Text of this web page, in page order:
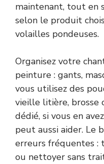
maintenant, tout en
selon le produit
volailles pondeuses.
Organisez votre
peinture : gants,
vous utilisez des
vieille litière, brosse
dédié, si vous en
peut aussi aider. Le
erreurs fréquentes :
ou nettoyer sans